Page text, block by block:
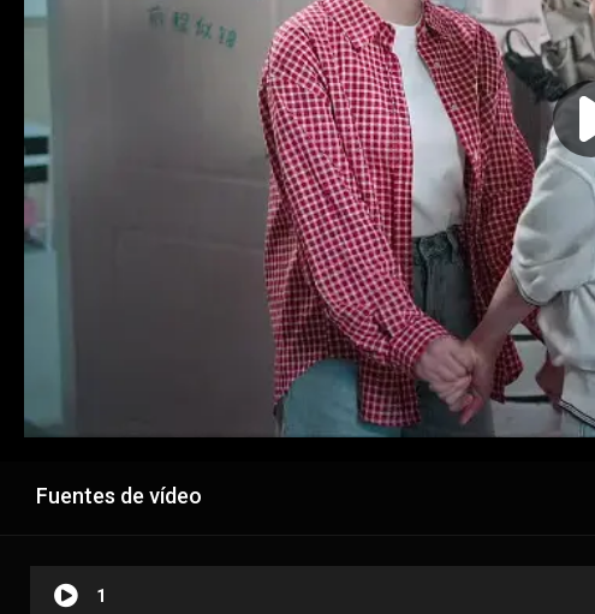
Fuentes de vídeo
1